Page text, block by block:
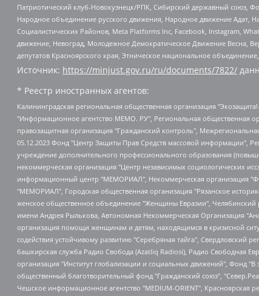
Патриотический клуб-Новокузнецк/РПК, Сибирский державный союз,
Народное объединение русского движения, Народное движение Адат,
Социалистических Районов, Meta Platforms Inc, Facebook, Instagram,
движение, Невоград, Молодежное Демократическое Движение Весна,
депутатов Красноярского края, Этническое национальное
Источник: https://minjust.gov.ru/ru/documents/7822/
* Реестр иностранных агентов:
Калининградская региональная общественная организация "Экозащита!-Женсовет", Фонд содействия защите прав и свобод граждан "Общественный вердикт", Фонд "Институт Развития Свободы Информации", Частное учреждение "Информационное агентство МЕМО. РУ", Региональная общественная организация "Общественная комиссия по сохранению наследия академика Сахарова", Фонд поддержки свободы прессы, Санкт-Петербургская общественная правозащитная организация "Гражданский контроль", Межрегиональная общественная организация "Информационно-просветительский центр "Мемориал", Региональный Фонд "Центр Защиты Прав Средств Массовой Информации", с 05.12.2023 Фонд "Центр Защиты Прав Средств массовой информации", Региональная общественная благотворительная организация помощи беженцам и мигрантам "Гражданское содействие", Негосударственное образовательное учреждение дополнительного профессионального образования (повышение квалификации) специалистов "АКАДЕМИЯ ПО ПРАВАМ ЧЕЛОВЕКА", Свердловская региональная общественная организация "Сутяжник", Автономная некоммерческая организация "Центр независимых социологических исследований", Союз общественных объединений "Российский исследовательский центр по правам человека", Региональное общественное учреждение научно-информационный центр "МЕМОРИАЛ", Некоммерческая организация "Фонд защиты гласности", Автономная некоммерческая организация "Институт прав человека", Городская общественная организация "Екатеринбургское общество "МЕМОРИАЛ", Городская общественная организация "Рязанское историко-просветительское и правозащитное общество "Мемориал" (Рязанский Мемориал), Челябинский региональный орган общественной самодеятельности – женское общественное объединение "Женщины Евразии", Челябинский региональный орган общественной самодеятельности "Уральская правозащитная группа", Фонд содействия защите здоровья и социальной справедливости имени Андрея Рылькова, Автономная Некоммерческая Организация "Аналитический Центр Юрия Левады", Автономная некоммерческая организация социальной поддержки населения "Проект Апрель", Региональная общественная организация помощи женщинам и детям, находящимся в кризисной ситуации "Информационно-методический центр "Анна", Фонд содействия развитию массовых коммуникаций и правовому просвещению "Так-так-Так", Фонд содействия устойчивому развитию "Серебряная тайга", Свердловский региональный общественный фонд социальных проектов "Новое время", "Idel.Реалии", Кавказ.Реалии, Крым.Реалии, Телеканал Настоящее Время, Татаро-башкирская служба Радио Свобода (Azatliq Radiosi), Радио Свободная Европа/Радио Свобода (PCE/PC), "Сибирь.Реалии", "Фактограф", Благотворительный фонд помощи осужденным и их семьям, Автономная некоммерческая организация "Институт глобализации и социальных движений", Фонд "В защиту прав заключенных", Частное учреждение "Центр поддержки и содействия развитию средств массовой информации", Пензенский региональный общественный благотворительный фонд "Гражданский союз", "Север.Реалии", Некоммерческая организация Фонд "Правовая инициатива", Общество с ограниченной ответственностью